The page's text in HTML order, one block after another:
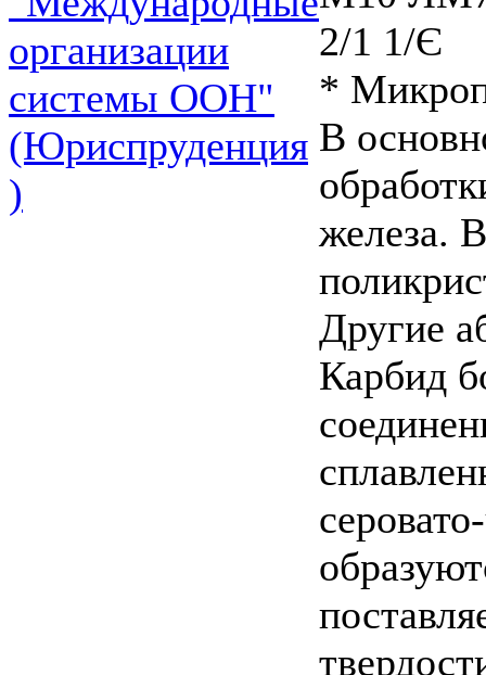
организации
системы ООН"
(Юриспруденция
)
2/1 1/Є
*
В
железа.
Другие
Карбид